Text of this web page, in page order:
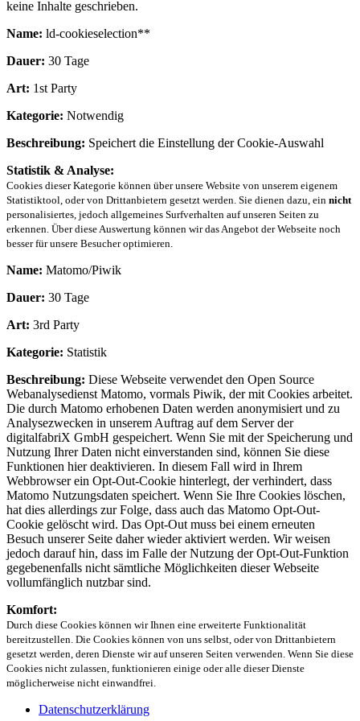
keine Inhalte geschrieben.
Name: ld-cookieselection**
Dauer: 30 Tage
Art: 1st Party
Kategorie: Notwendig
Beschreibung: Speichert die Einstellung der Cookie-Auswahl
Statistik & Analyse:
Cookies dieser Kategorie können über unsere Website von unserem eigenem
Statistiktool, oder von Drittanbietern gesetzt werden. Sie dienen dazu, ein nicht
personalisiertes, jedoch allgemeines Surfverhalten auf unseren Seiten zu
erkennen. Über diese Auswertung können wir das Angebot der Webseite noch
besser für unsere Besucher optimieren.
Name: Matomo/Piwik
Dauer: 30 Tage
Art: 3rd Party
Kategorie: Statistik
Beschreibung: Diese Webseite verwendet den Open Source
Webanalysedienst Matomo, vormals Piwik, der mit Cookies arbeitet.
Die durch Matomo erhobenen Daten werden anonymisiert und zu
Analysezwecken in unserem Auftrag auf dem Server der
digitalfabriX GmbH gespeichert. Wenn Sie mit der Speicherung und
Nutzung Ihrer Daten nicht einverstanden sind, können Sie diese
Funktionen hier deaktivieren. In diesem Fall wird in Ihrem
Webbrowser ein Opt-Out-Cookie hinterlegt, der verhindert, dass
Matomo Nutzungsdaten speichert. Wenn Sie Ihre Cookies löschen,
hat dies allerdings zur Folge, dass auch das Matomo Opt-Out-
Cookie gelöscht wird. Das Opt-Out muss bei einem erneuten
Besuch unserer Seite daher wieder aktiviert werden. Wir weisen
jedoch darauf hin, dass im Falle der Nutzung der Opt-Out-Funktion
gegebenenfalls nicht sämtliche Möglichkeiten dieser Webseite
vollumfänglich nutzbar sind.
Komfort:
Durch diese Cookies können wir Ihnen eine erweiterte Funktionalität
bereitzustellen. Die Cookies können von uns selbst, oder von Drittanbietern
gesetzt werden, deren Dienste wir auf unseren Seiten verwenden. Wenn Sie diese
Cookies nicht zulassen, funktionieren einige oder alle dieser Dienste
möglicherweise nicht einwandfrei.
Datenschutzerklärung